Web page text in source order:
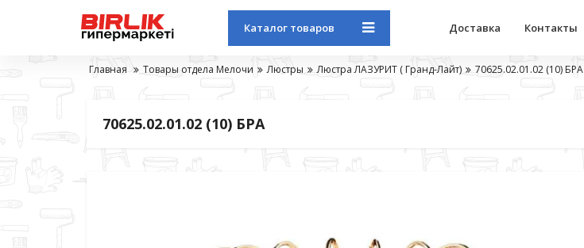
Каталог товаров Доставка Контакты
Главная Товары отдела Мелочи Люстры Люстра ЛАЗУРИТ ( Гранд-Лайт) 70625.02.01.02 (10) БРА
70625.02.01.02 (10) БРА